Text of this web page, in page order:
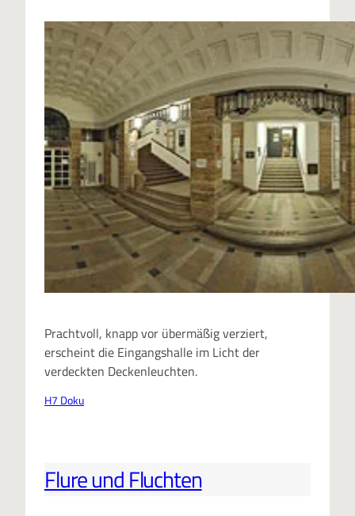
Prachtvoll, knapp vor übermäßig verziert,
erscheint die Eingangshalle im Licht der
verdeckten Deckenleuchten.
H7 Doku
Flure und Fluchten